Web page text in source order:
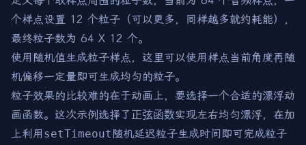
个样点设置 12 个粒子（可以更多，同样越多就约耗能），
最终粒子数为 64 X 12 个。
使用随机值生成粒子样点，这里可以使用样点当前角度再随
机偏移一定量即可生成均匀的粒子。
粒子效果的比较难的在于动画上，要选择一个合适的漂浮动
画函数。这次示例选择了 正弦函数实现左右均匀漂浮，在加
上利用 setTimeout随机延迟粒子生成时间即可完成粒子